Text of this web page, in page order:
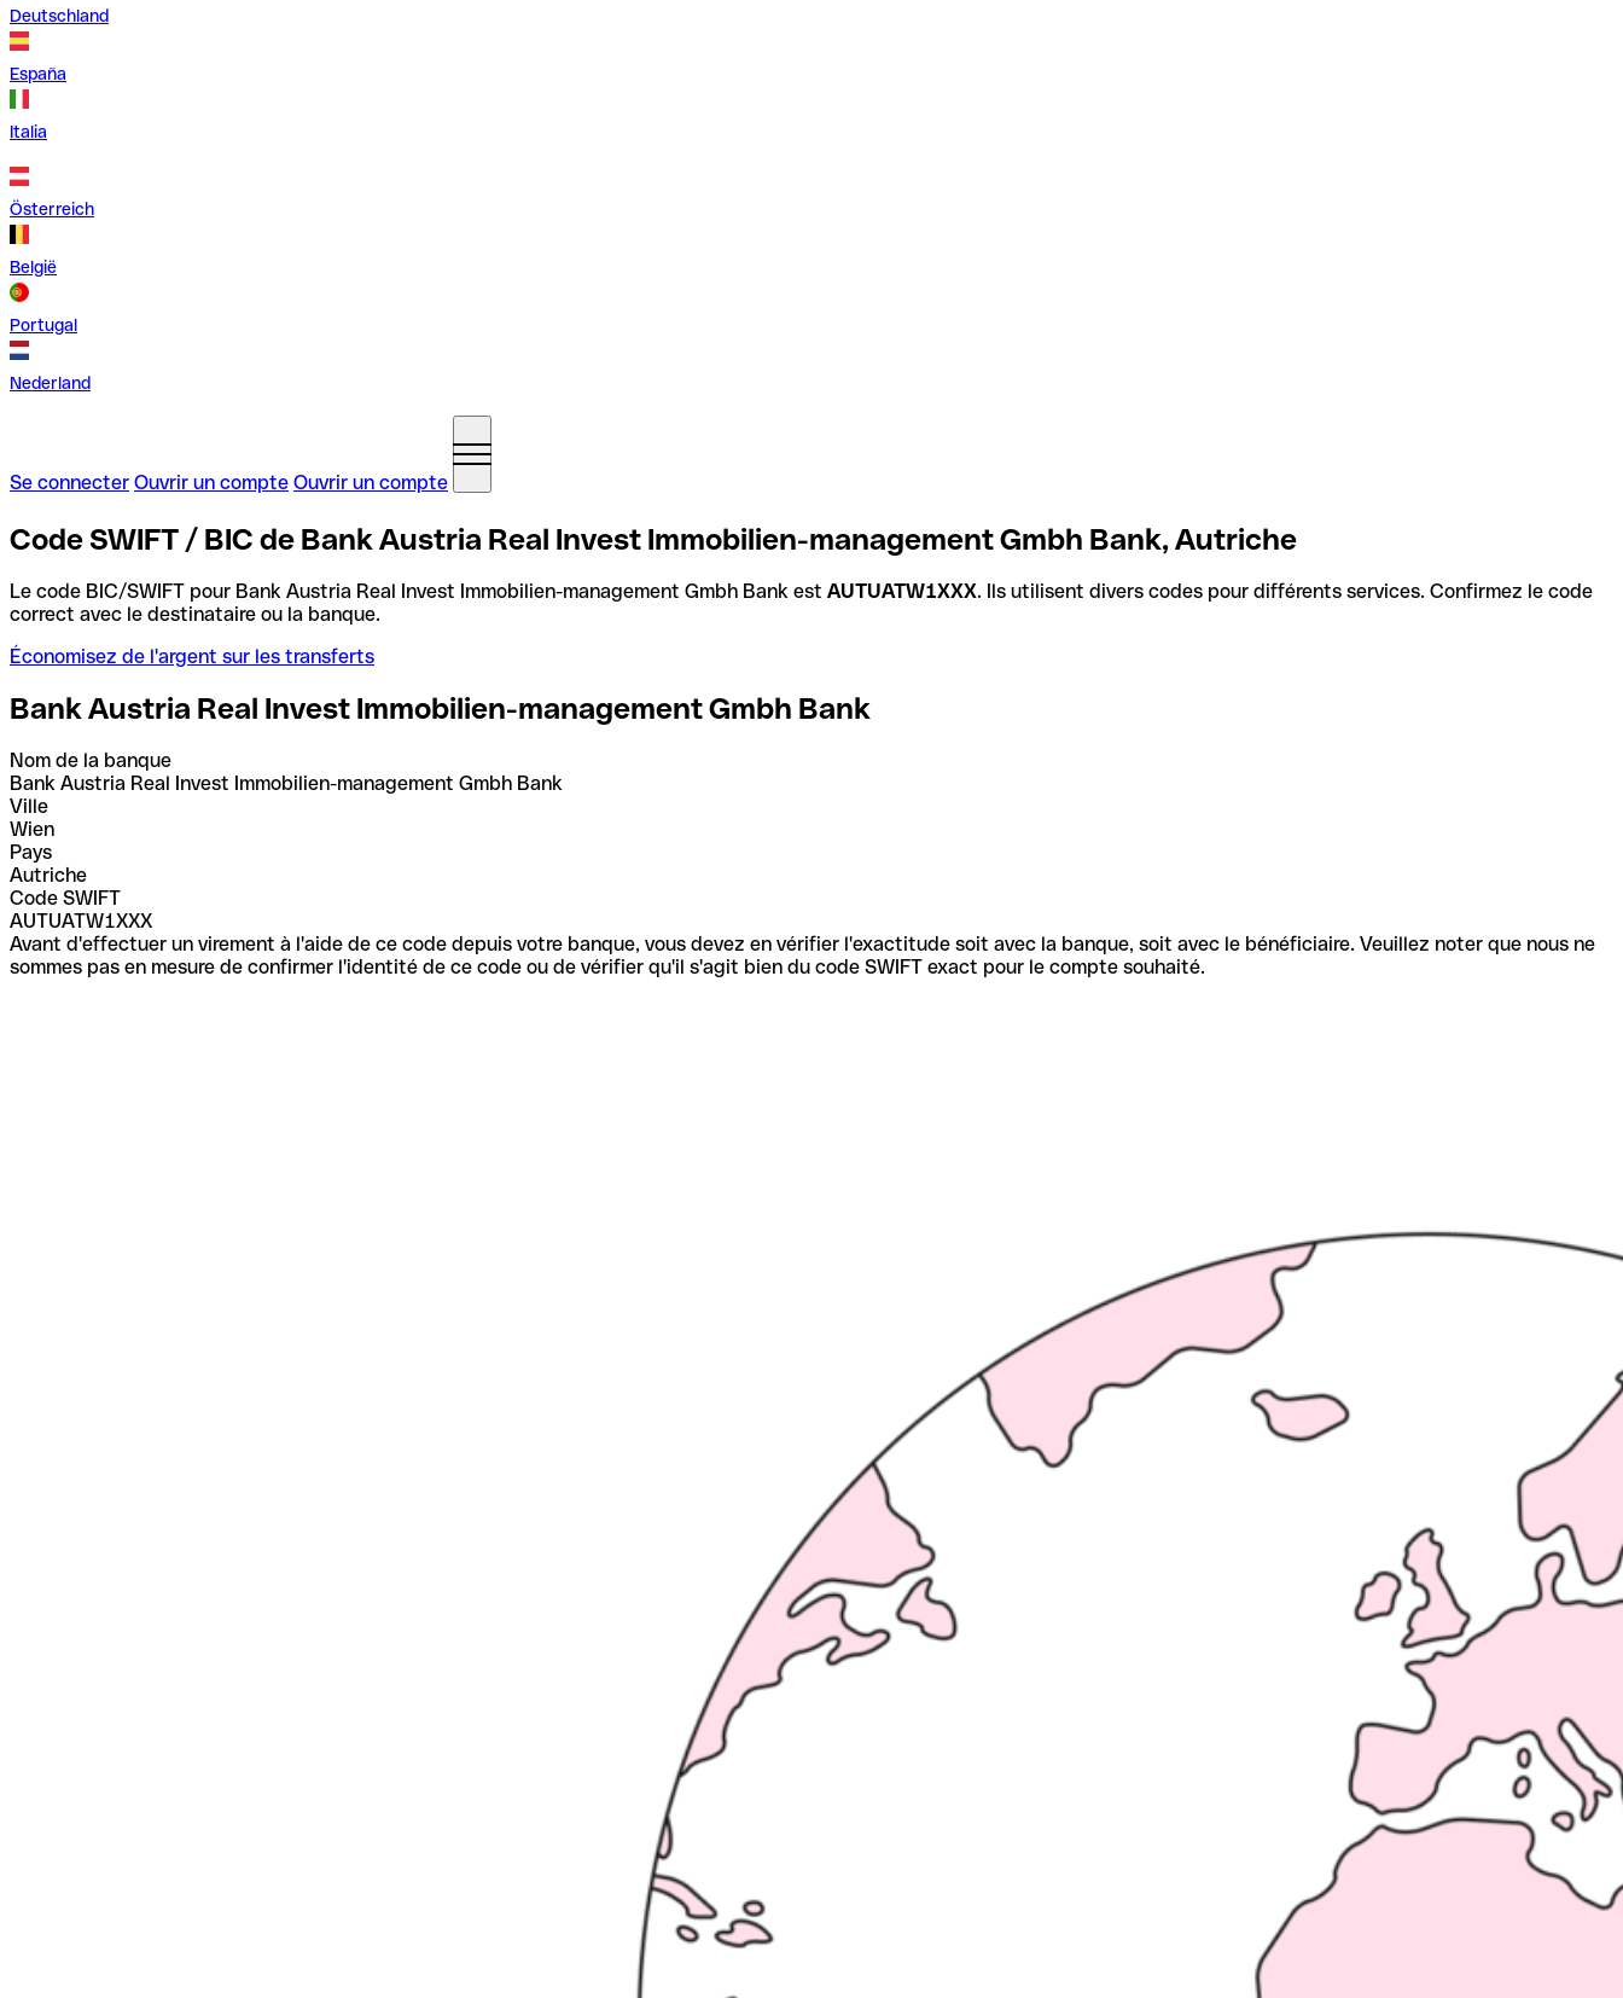
Deutschland
España
Italia
Österreich
België
Portugal
Nederland
Se connecter Ouvrir un compte Ouvrir un compte
Code SWIFT / BIC de Bank Austria Real Invest Immobilien-management Gmbh Bank, Autriche
Le code BIC/SWIFT pour Bank Austria Real Invest Immobilien-management Gmbh Bank est AUTUATW1XXX. Ils utilisent divers codes pour différents services. Confirmez le code
correct avec le destinataire ou la banque.
Économisez de l'argent sur les transferts
Bank Austria Real Invest Immobilien-management Gmbh Bank
Nom de la banque
Bank Austria Real Invest Immobilien-management Gmbh Bank
Ville
Wien
Pays
Autriche
Code SWIFT
AUTUATW1XXX
Avant d'effectuer un virement à l'aide de ce code depuis votre banque, vous devez en vérifier l'exactitude soit avec la banque, soit avec le bénéficiaire. Veuillez noter que nous ne
sommes pas en mesure de confirmer l'identité de ce code ou de vérifier qu'il s'agit bien du code SWIFT exact pour le compte souhaité.